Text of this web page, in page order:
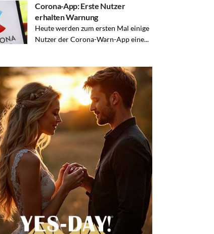
Corona-App: Erste Nutzer
erhalten Warnung
Heute werden zum ersten Mal einige
Nutzer der Corona-Warn-App eine...